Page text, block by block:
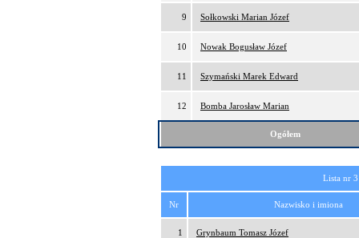
9 Sołkowski Marian Józef
10 Nowak Bogusław Józef
11 Szymański Marek Edward
12 Bomba Jarosław Marian
Ogółem
Lista nr
Nr Nazwisko i imiona
1 Grynbaum Tomasz Józef